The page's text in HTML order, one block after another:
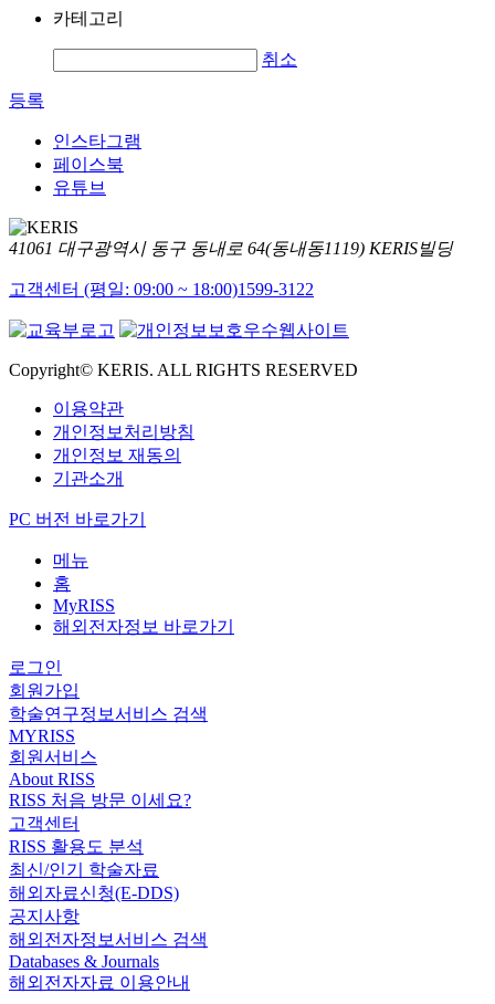
카테고리
취소
등록
인스타그램
페이스북
유튜브
41061 대구광역시 동구 동내로 64(동내동1119) KERIS빌딩
고객센터 (평일: 09:00 ~ 18:00)1599-3122
Copyright© KERIS. ALL RIGHTS RESERVED
이용약관
개인정보처리방침
개인정보 재동의
기관소개
PC 버전 바로가기
메뉴
홈
MyRISS
해외전자정보 바로가기
로그인
회원가입
학술연구정보서비스 검색
MYRISS
회원서비스
About RISS
RISS 처음 방문 이세요?
고객센터
RISS 활용도 분석
최신/인기 학술자료
해외자료신청(E-DDS)
공지사항
해외전자정보서비스 검색
Databases & Journals
해외전자자료 이용안내